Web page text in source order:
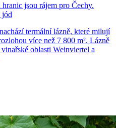
jsou rájem pro Čechy.
jód
termální lázně, které milují
více než 7 800 m². Lázně
oblasti Weinviertel a